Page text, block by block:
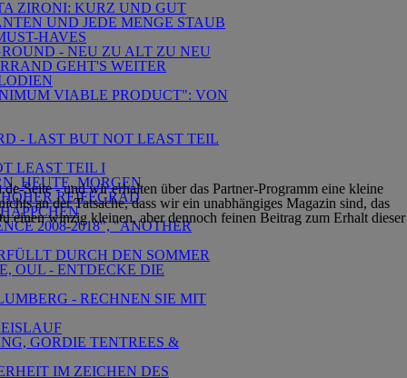
ZIRONI: KURZ UND GUT
UND JEDE MENGE STAUB
HAVES
- NEU ZU ALT ZU NEU
GEHT'S WEITER
VIABLE PRODUCT": VON
- LAST BUT NOT LEAST TEIL
LEAST TEIL I
HEUTE, MORGEN
REIFEGRAD
2008-2018", "ANOTHER
DURCH DEN SOMMER
OUL - ENTDECKE DIE
- RECHNEN SIE MIT
GORDIE TENTREES &
IM ZEICHEN DES
Seite - und wir erhalten über das Partner-Programm eine kleine
an der Tatsache, dass wir ein unabhängiges Magazin sind, das
winzig kleinen, aber dennoch feinen Beitrag zum Erhalt dieser